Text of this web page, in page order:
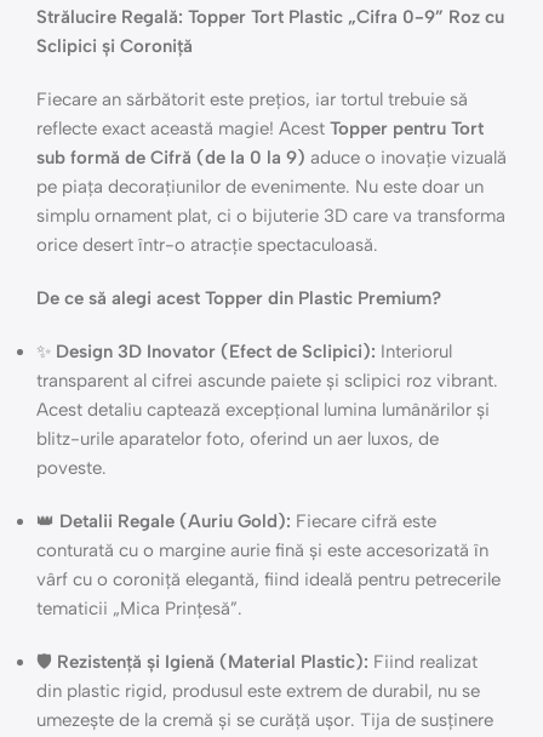
Strălucire Regală: Topper Tort Plastic „Cifra 0-9” Roz cu
Sclipici și Coroniță
Fiecare an sărbătorit este prețios, iar tortul trebuie să
reflecte exact această magie! Acest Topper pentru Tort
sub formă de Cifră (de la 0 la 9) aduce o inovație vizuală
pe piața decorațiunilor de evenimente. Nu este doar un
simplu ornament plat, ci o bijuterie 3D care va transforma
orice desert într-o atracție spectaculoasă.
De ce să alegi acest Topper din Plastic Premium?
✨ Design 3D Inovator (Efect de Sclipici): Interiorul
transparent al cifrei ascunde paiete și sclipici roz vibrant.
Acest detaliu captează excepțional lumina lumânărilor și
blitz-urile aparatelor foto, oferind un aer luxos, de
poveste.
👑 Detalii Regale (Auriu Gold): Fiecare cifră este
conturată cu o margine aurie fină și este accesorizată în
vârf cu o coroniță elegantă, fiind ideală pentru petrecerile
tematicii „Mica Prințesă”.
🛡️ Rezistență și Igienă (Material Plastic): Fiind realizat
din plastic rigid, produsul este extrem de durabil, nu se
umezește de la cremă și se curăță ușor. Tija de susținere